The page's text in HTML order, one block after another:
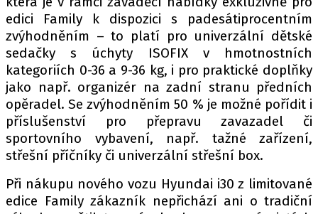
edici Family k dispozici s padesátiprocentním
zvýhodněním – to platí pro univerzální dětské
sedačky s úchyty ISOFIX v hmotnostních
kategoriích 0-36 a 9-36 kg, i pro praktické doplňky
jako např. organizér na zadní stranu předních
opěradel. Se zvýhodněním 50 % je možné pořídit i
příslušenství pro přepravu zavazadel či
sportovního vybavení, např. tažné zařízení,
střešní příčníky či univerzální střešní box.
Při nákupu nového vozu Hyundai i30 z limitované
edice Family zákazník nepřichází ani o tradiční